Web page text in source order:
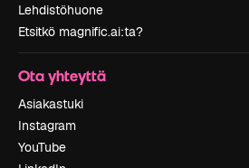
Lehdistöhuone
Etsitkö magnific.ai:ta?
Ota yhteyttä
Asiakastuki
Instagram
YouTube